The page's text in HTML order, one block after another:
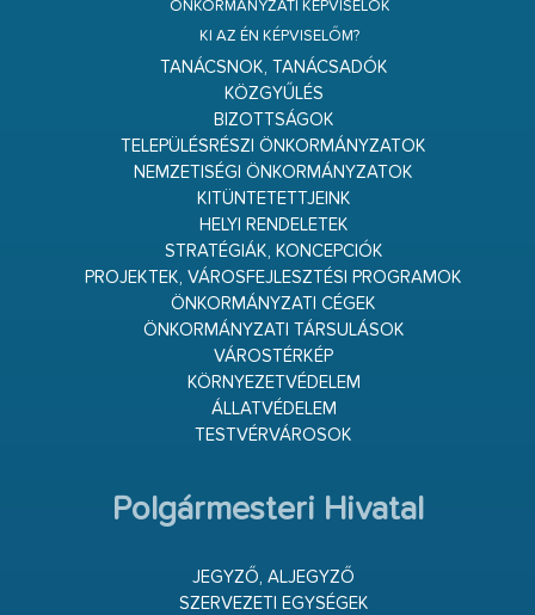
ÖNKORMÁNYZATI KÉPVISELŐK
KI AZ ÉN KÉPVISELŐM?
TANÁCSNOK, TANÁCSADÓK
KÖZGYŰLÉS
BIZOTTSÁGOK
TELEPÜLÉSRÉSZI ÖNKORMÁNYZATOK
NEMZETISÉGI ÖNKORMÁNYZATOK
KITÜNTETETTJEINK
HELYI RENDELETEK
STRATÉGIÁK, KONCEPCIÓK
PROJEKTEK, VÁROSFEJLESZTÉSI PROGRAMOK
ÖNKORMÁNYZATI CÉGEK
ÖNKORMÁNYZATI TÁRSULÁSOK
VÁROSTÉRKÉP
KÖRNYEZETVÉDELEM
ÁLLATVÉDELEM
TESTVÉRVÁROSOK
Polgármesteri Hivatal
JEGYZŐ, ALJEGYZŐ
SZERVEZETI EGYSÉGEK